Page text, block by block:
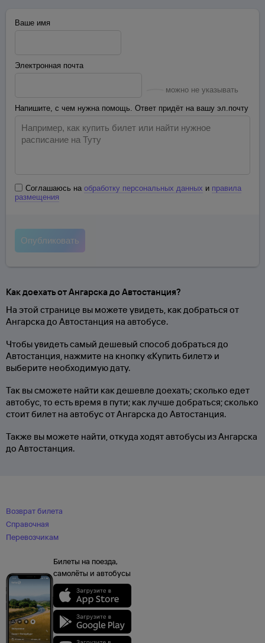
Ваше имя
Электронная почта
можно не указывать
Напишите, с чем нужна помощь. Ответ придёт на вашу эл.почту
Соглашаюсь на обработку персональных данных и правила
размещения
Как доехать от Ангарска до Автостанция?
На этой странице вы можете увидеть, как добраться от
Ангарска до Автостанция на автобусе.
Чтобы увидеть самый дешевый способ добраться до
Автостанция, нажмите на кнопку «Купить билет» и
выберите необходимую дату.
Так вы сможете найти как дешевле доехать; сколько едет
автобус, то есть время в пути; как лучше добраться; сколько
стоит билет на автобус от Ангарска до Автостанция.
Также вы можете найти, откуда ходят автобусы из Ангарска
до Автостанция.
Возврат билета
Справочная
Перевозчикам
Билеты на поезда,
самолёты и автобусы